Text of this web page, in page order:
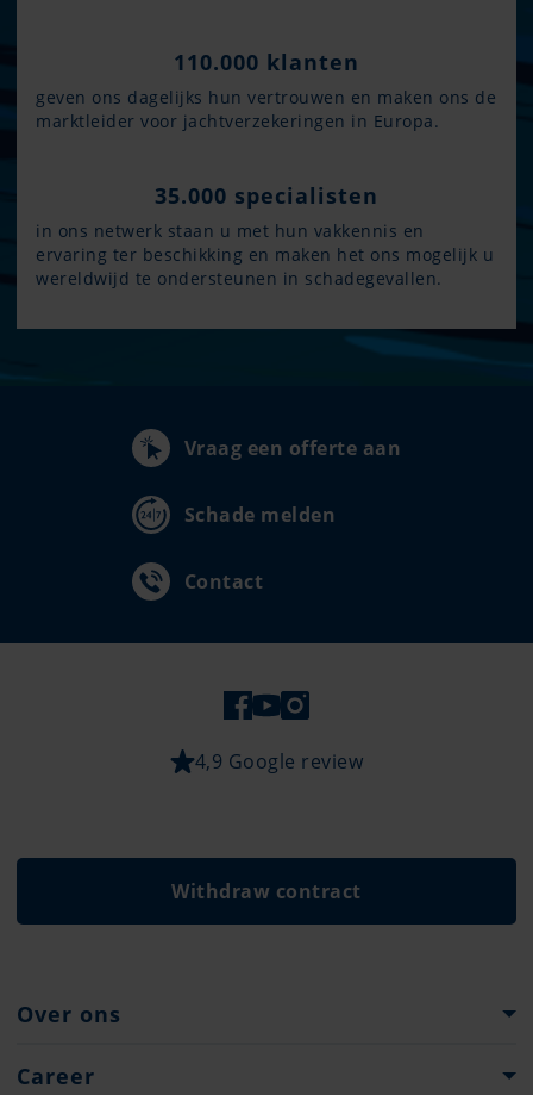
110.000 klanten
geven ons dagelijks hun vertrouwen en maken ons de
marktleider voor jachtverzekeringen in Europa.
35.000 specialisten
in ons netwerk staan u met hun vakkennis en
ervaring ter beschikking en maken het ons mogelijk u
wereldwijd te ondersteunen in schadegevallen.
Vraag een offerte aan
Schade melden
Contact
4,9 Google review
Withdraw contract
Over ons
Pantaenius Group
Career